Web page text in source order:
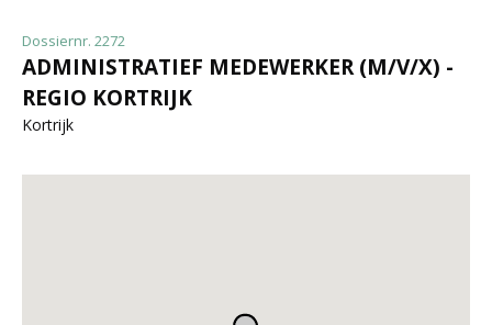
Dossiernr. 2272
ADMINISTRATIEF MEDEWERKER (M/V/X) -
REGIO KORTRIJK
Kortrijk